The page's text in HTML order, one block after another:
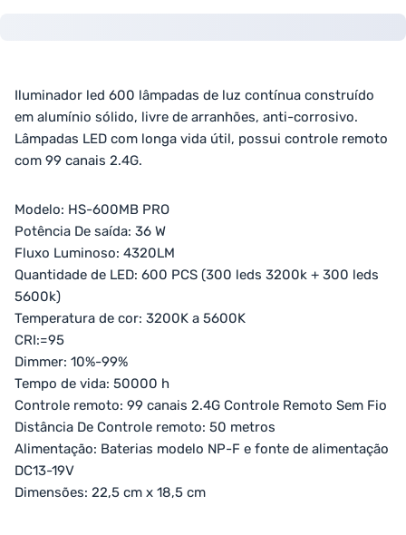
Iluminador led 600 lâmpadas de luz contínua construído
em alumínio sólido, livre de arranhões, anti-corrosivo.
Lâmpadas LED com longa vida útil, possui controle remoto
com 99 canais 2.4G.
Modelo: HS-600MB PRO
Potência De saída: 36 W
Fluxo Luminoso: 4320LM
Quantidade de LED: 600 PCS (300 leds 3200k + 300 leds
5600k)
Temperatura de cor: 3200K a 5600K
CRI:=95
Dimmer: 10%-99%
Tempo de vida: 50000 h
Controle remoto: 99 canais 2.4G Controle Remoto Sem Fio
Distância De Controle remoto: 50 metros
Alimentação: Baterias modelo NP-F e fonte de alimentação
DC13-19V
Dimensões: 22,5 cm x 18,5 cm